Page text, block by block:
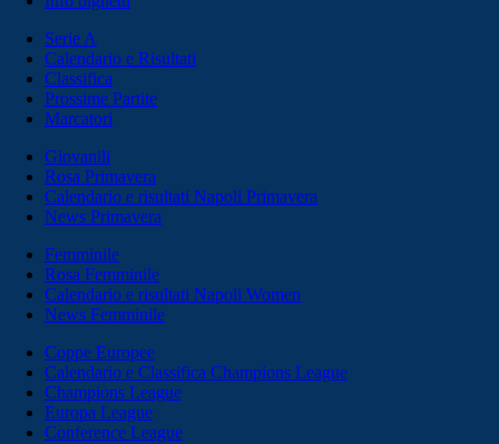
Serie A
Calendario e Risultati
Classifica
Prossime Partite
Marcatori
Giovanili
Rosa Primavera
Calendario e risultati Napoli Primavera
News Primavera
Femminile
Rosa Femminile
Calendario e risultati Napoli Women
News Femminile
Coppe Europee
Calendario e Classifica Champions League
Champions League
Europa League
Conference League